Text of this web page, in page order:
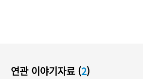
연관 이야기자료 (2)